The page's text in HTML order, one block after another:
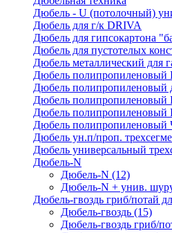
Дюбель - U (потолочный)
Дюбель для г/к DRIVA
Дюбель для гипсокартона
Дюбель для пустотелых
Дюбель металлический для
Дюбель полипропиленовый
Дюбель полипропиленовый
Дюбель полипропиленовый
Дюбель полипропиленовый
Дюбель
Дюбель ун.п/проп.
Дюбель универсальный
Дюбель-N
Дюбель-N (12)
Дюбель-N + унив.
Дюбель-гвоздь гриб/потай
Дюбель-гвоздь (15)
Дюбель-гвоздь гриб/